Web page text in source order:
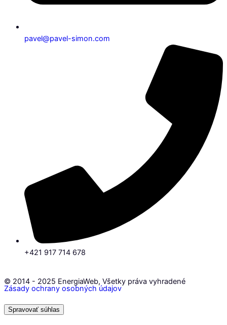
pavel@pavel-simon.com
+421 917 714 678
© 2014 - 2025 EnergiaWeb, Všetky práva vyhradené
Zásady ochrany osobných údajov
Spravovať súhlas